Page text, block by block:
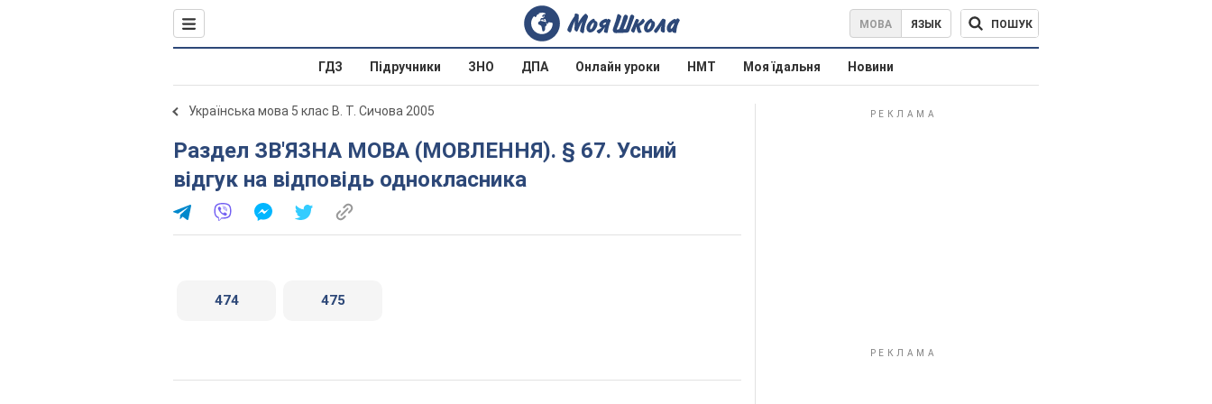
МОВА ЯЗЫК ПОШУК
ГДЗ Підручники ЗНО ДПА Онлайн уроки НМТ Моя їдальня Новини
Українська мова 5 клас В. Т. Сичова 2005
Раздел ЗВ'ЯЗНА МОВА (МОВЛЕННЯ). § 67. Усний
відгук на відповідь однокласника
474 475